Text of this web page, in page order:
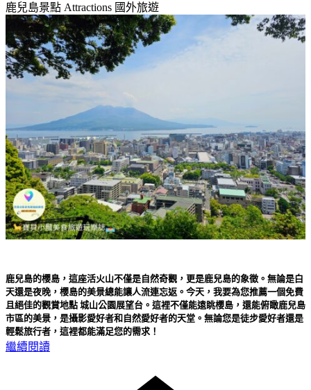
鹿兒島景點 Attractions 國外旅遊
鹿兒島的櫻島，這座活火山不僅是自然奇觀，更是鹿兒島的象徵。無論是白
天還是夜晚，櫻島的美景總能讓人流連忘返。今天，我要為您推薦一個免費
且絕佳的觀賞地點 城山公園展望台。這裡不僅能遠眺櫻島，還能俯瞰鹿兒島
市區的美景，是攝影愛好者和自然愛好者的天堂。無論您是徒步愛好者還是
輕鬆旅行者，這裡都能滿足您的需求！
繼續閱讀